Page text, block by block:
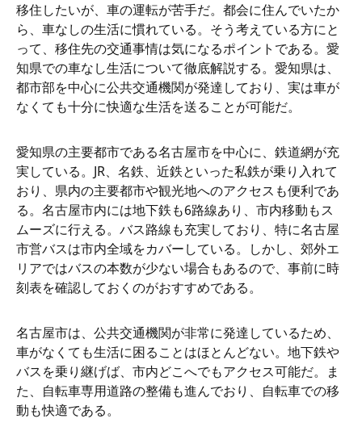
移住したいが、車の運転が苦手だ。都会に住んでいたか
ら、車なしの生活に慣れている。そう考えている方にと
って、移住先の交通事情は気になるポイントである。愛
知県での車なし生活について徹底解説する。愛知県は、
都市部を中心に公共交通機関が発達しており、実は車が
なくても十分に快適な生活を送ることが可能だ。
愛知県の主要都市である名古屋市を中心に、鉄道網が充
実している。JR、名鉄、近鉄といった私鉄が乗り入れて
おり、県内の主要都市や観光地へのアクセスも便利であ
る。名古屋市内には地下鉄も6路線あり、市内移動もス
ムーズに行える。バス路線も充実しており、特に名古屋
市営バスは市内全域をカバーしている。しかし、郊外エ
リアではバスの本数が少ない場合もあるので、事前に時
刻表を確認しておくのがおすすめである。
名古屋市は、公共交通機関が非常に発達しているため、
車がなくても生活に困ることはほとんどない。地下鉄や
バスを乗り継げば、市内どこへでもアクセス可能だ。ま
た、自転車専用道路の整備も進んでおり、自転車での移
動も快適である。